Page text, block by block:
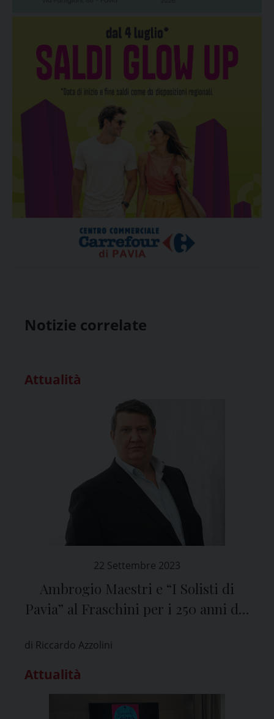
Notizie correlate
Attualità
22 Settembre 2023
Ambrogio Maestri e “I Solisti di
Pavia” al Fraschini per i 250 anni del
di Riccardo Azzolini
Attualità